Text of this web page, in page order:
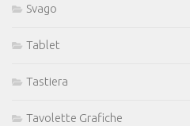
Svago
Tablet
Tastiera
Tavolette Grafiche